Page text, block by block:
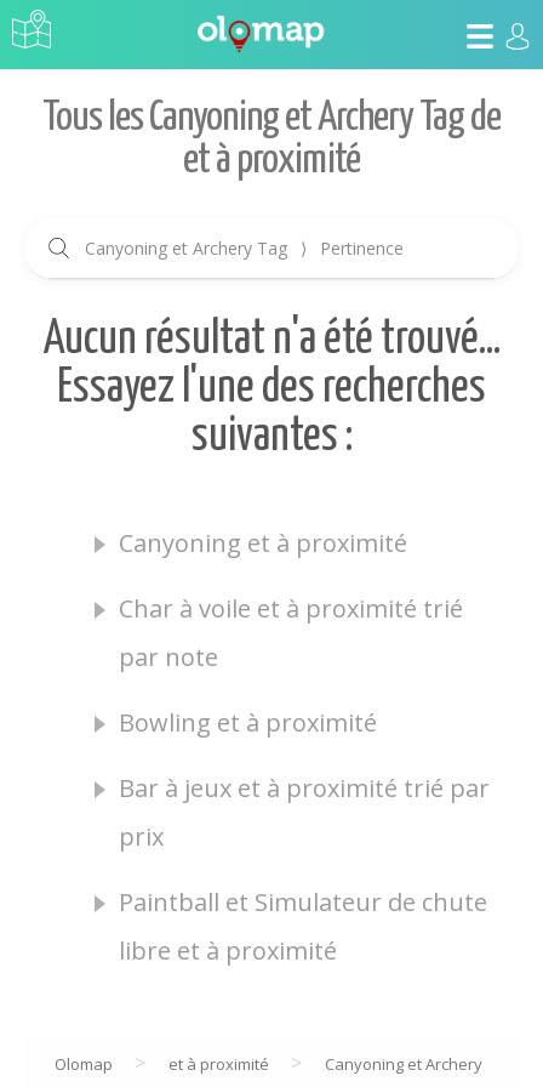
Tous les Canyoning et Archery Tag de
et à proximité
Canyoning et Archery Tag ⟩ Pertinence
Aucun résultat n'a été trouvé...
Essayez l'une des recherches
suivantes :
Canyoning et à proximité
Char à voile et à proximité trié
par note
Bowling et à proximité
Bar à jeux et à proximité trié par
prix
Paintball et Simulateur de chute
libre et à proximité
Olomap > et à proximité > Canyoning et Archery